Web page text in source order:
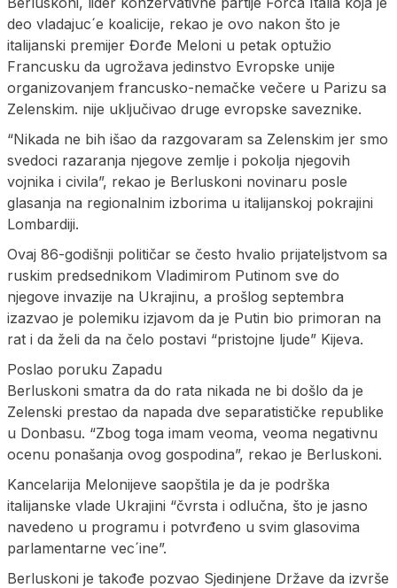
deo vladajuc´e koalicije, rekao je ovo nakon što je
italijanski premijer Đorđe Meloni u petak optužio
Francusku da ugrožava jedinstvo Evropske unije
organizovanjem francusko-nemačke večere u Parizu sa
Zelenskim. nije uključivao druge evropske saveznike.
“Nikada ne bih išao da razgovaram sa Zelenskim jer smo
svedoci razaranja njegove zemlje i pokolja njegovih
vojnika i civila”, rekao je Berluskoni novinaru posle
glasanja na regionalnim izborima u italijanskoj pokrajini
Lombardiji.
Ovaj 86-godišnji političar se često hvalio prijateljstvom sa
ruskim predsednikom Vladimirom Putinom sve do
njegove invazije na Ukrajinu, a prošlog septembra
izazvao je polemiku izjavom da je Putin bio primoran na
rat i da želi da na čelo postavi “pristojne ljude” Kijeva.
Poslao poruku Zapadu
Berluskoni smatra da do rata nikada ne bi došlo da je
Zelenski prestao da napada dve separatističke republike
u Donbasu. “Zbog toga imam veoma, veoma negativnu
ocenu ponašanja ovog gospodina”, rekao je Berluskoni.
Kancelarija Melonijeve saopštila je da je podrška
italijanske vlade Ukrajini “čvrsta i odlučna, što je jasno
navedeno u programu i potvrđeno u svim glasovima
parlamentarne vec´ine”.
Berluskoni je takođe pozvao Sjedinjene Države da izvrše